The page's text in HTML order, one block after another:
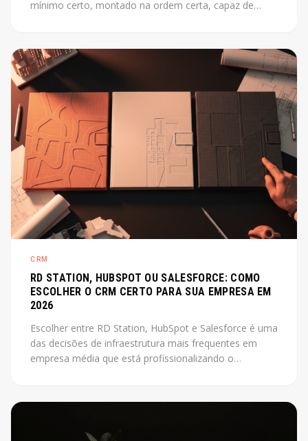
mínimo certo, montado na ordem certa, capaz de
agora.
CRM
RD STATION, HUBSPOT OU SALESFORCE: COMO
ESCOLHER O CRM CERTO PARA SUA EMPRESA EM
2026
Escolher entre RD Station, HubSpot e Salesforce é uma
das decisões de infraestrutura mais frequentes em
empresa média que está profissionalizando o
de uma das plataformas. Este post não tem esse
escolha certa para cada contexto.